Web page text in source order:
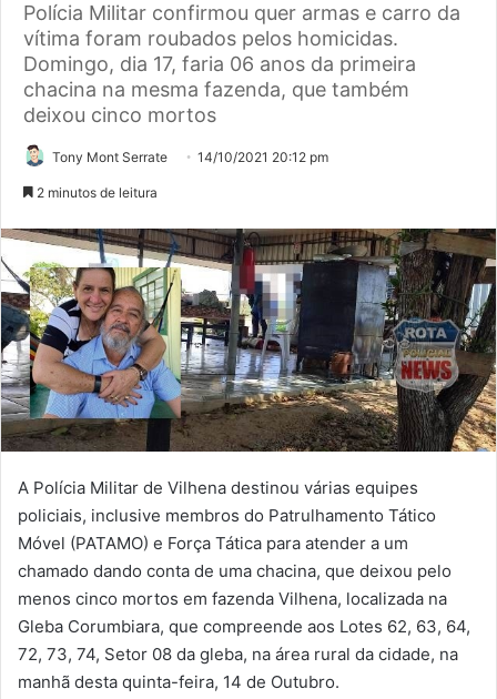
Polícia Militar confirmou quer armas e carro da
vítima foram roubados pelos homicidas.
Domingo, dia 17, faria 06 anos da primeira
chacina na mesma fazenda, que também
deixou cinco mortos
Tony Mont Serrate 14/10/2021 20:12 pm
2 minutos de leitura
A Polícia Militar de Vilhena destinou várias equipes
policiais, inclusive membros do Patrulhamento Tático
Móvel (PATAMO) e Força Tática para atender a um
chamado dando conta de uma chacina, que deixou pelo
menos cinco mortos em fazenda Vilhena, localizada na
Gleba Corumbiara, que compreende aos Lotes 62, 63, 64,
72, 73, 74, Setor 08 da gleba, na área rural da cidade, na
manhã desta quinta-feira, 14 de Outubro.